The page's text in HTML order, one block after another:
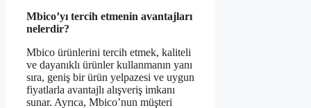
Mbico’yı tercih etmenin avantajları
nelerdir?
Mbico ürünlerini tercih etmek, kaliteli
ve dayanıklı ürünler kullanmanın yanı
sıra, geniş bir ürün yelpazesi ve uygun
fiyatlarla avantajlı alışveriş imkanı
sunar. Ayrıca, Mbico’nun müşteri